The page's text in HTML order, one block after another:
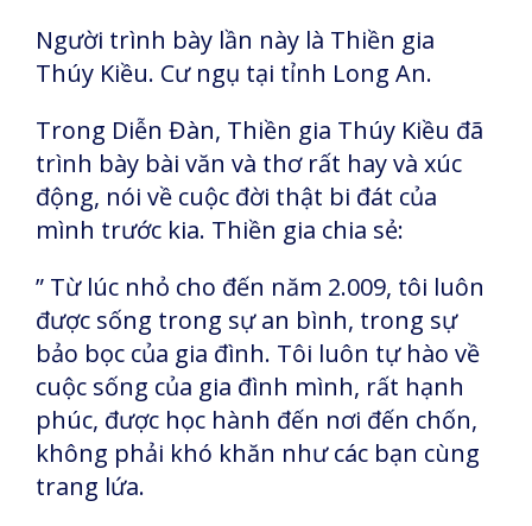
Người trình bày lần này là Thiền gia
Thúy Kiều. Cư ngụ tại tỉnh Long An.
Trong Diễn Đàn, Thiền gia Thúy Kiều đã
trình bày bài văn và thơ rất hay và xúc
động, nói về cuộc đời thật bi đát của
mình trước kia. Thiền gia chia sẻ:
” Từ lúc nhỏ cho đến năm 2.009, tôi luôn
được sống trong sự an bình, trong sự
bảo bọc của gia đình. Tôi luôn tự hào về
cuộc sống của gia đình mình, rất hạnh
phúc, được học hành đến nơi đến chốn,
không phải khó khăn như các bạn cùng
trang lứa.